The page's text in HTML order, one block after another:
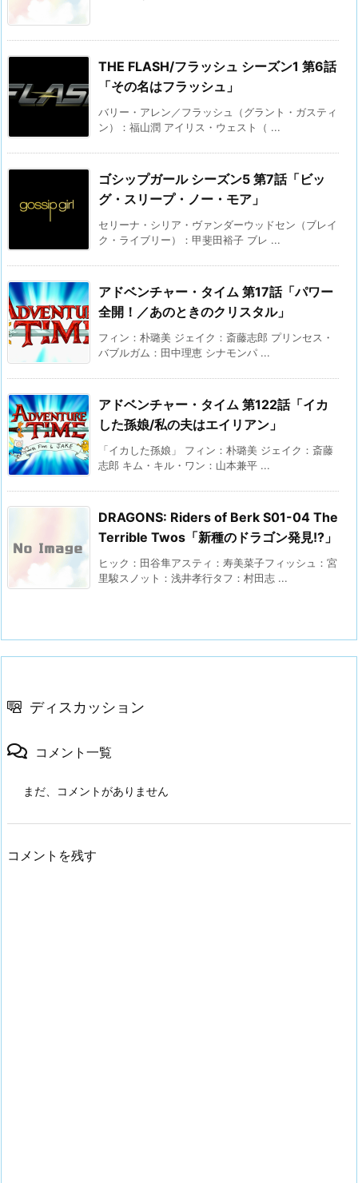
THE FLASH/フラッシュ シーズン1 第6話
「その名はフラッシュ」
バリー・アレン／フラッシュ（グラント・ガスティ
ン）：福山潤 アイリス・ウェスト（ ...
ゴシップガール シーズン5 第7話「ビッ
グ・スリープ・ノー・モア」
セリーナ・シリア・ヴァンダーウッドセン（ブレイ
ク・ライブリー）：甲斐田裕子 ブレ ...
アドベンチャー・タイム 第17話「パワー
全開！／あのときのクリスタル」
フィン：朴璐美 ジェイク：斎藤志郎 プリンセス・
バブルガム：田中理恵 シナモンパ ...
アドベンチャー・タイム 第122話「イカ
した孫娘/私の夫はエイリアン」
「イカした孫娘」 フィン：朴璐美 ジェイク：斎藤
志郎 キム・キル・ワン：山本兼平 ...
DRAGONS: Riders of Berk S01-04 The
Terrible Twos「新種のドラゴン発見!?」
ヒック：田谷隼アスティ：寿美菜子フィッシュ：宮
里駿スノット：浅井孝行タフ：村田志 ...
ディスカッション
コメント一覧
まだ、コメントがありません
コメントを残す